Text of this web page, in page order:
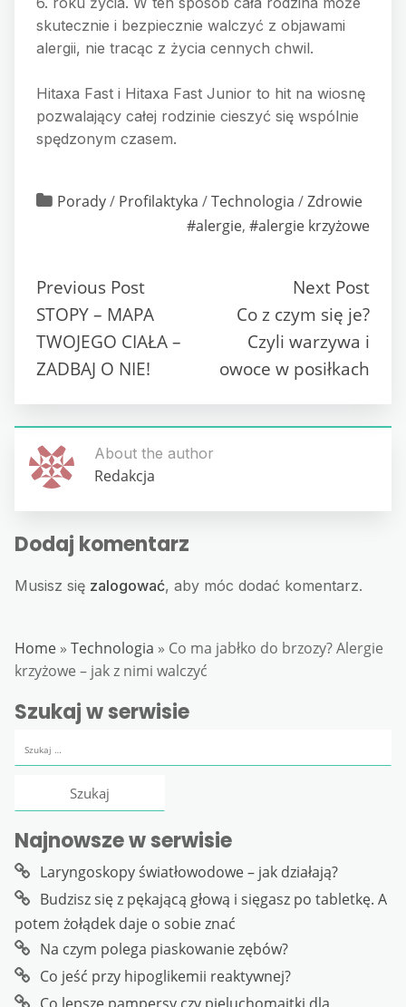
skutecznie i bezpiecznie walczyć z objawami
alergii, nie tracąc z życia cennych chwil.
Hitaxa Fast i Hitaxa Fast Junior to hit na wiosnę
pozwalający całej rodzinie cieszyć się wspólnie
spędzonym czasem.
Porady/ Profilaktyka /Technologia /Zdrowie
#alergie, #alergie krzyżowe
Previous Post
STOPY – MAPA
TWOJEGO CIAŁA –
ZADBAJ O NIE!
Next Post
Co z czym się je?
Czyli warzywa i
owoce w posiłkach
About the author
Redakcja
Dodaj komentarz
Musisz się zalogować, aby móc dodać komentarz.
Home » Technologia » Co ma jabłko do brzozy? Alergie
krzyżowe – jak z nimi walczyć
Szukaj w serwisie
Najnowsze w serwisie
Laryngoskopy światłowodowe – jak działają?
Budzisz się z pękającą głową i sięgasz po tabletkę. A
potem żołądek daje o sobie znać
Na czym polega piaskowanie zębów?
Co jeść przy hipoglikemii reaktywnej?